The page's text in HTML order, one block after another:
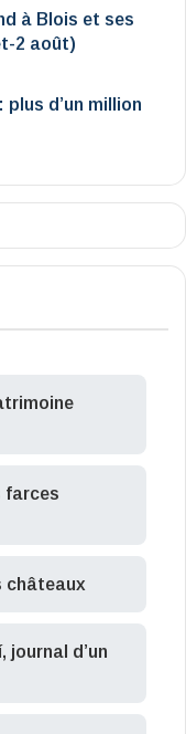
à Blois et ses
2 août)
plus d’un million
farces
châteaux
journal d’un